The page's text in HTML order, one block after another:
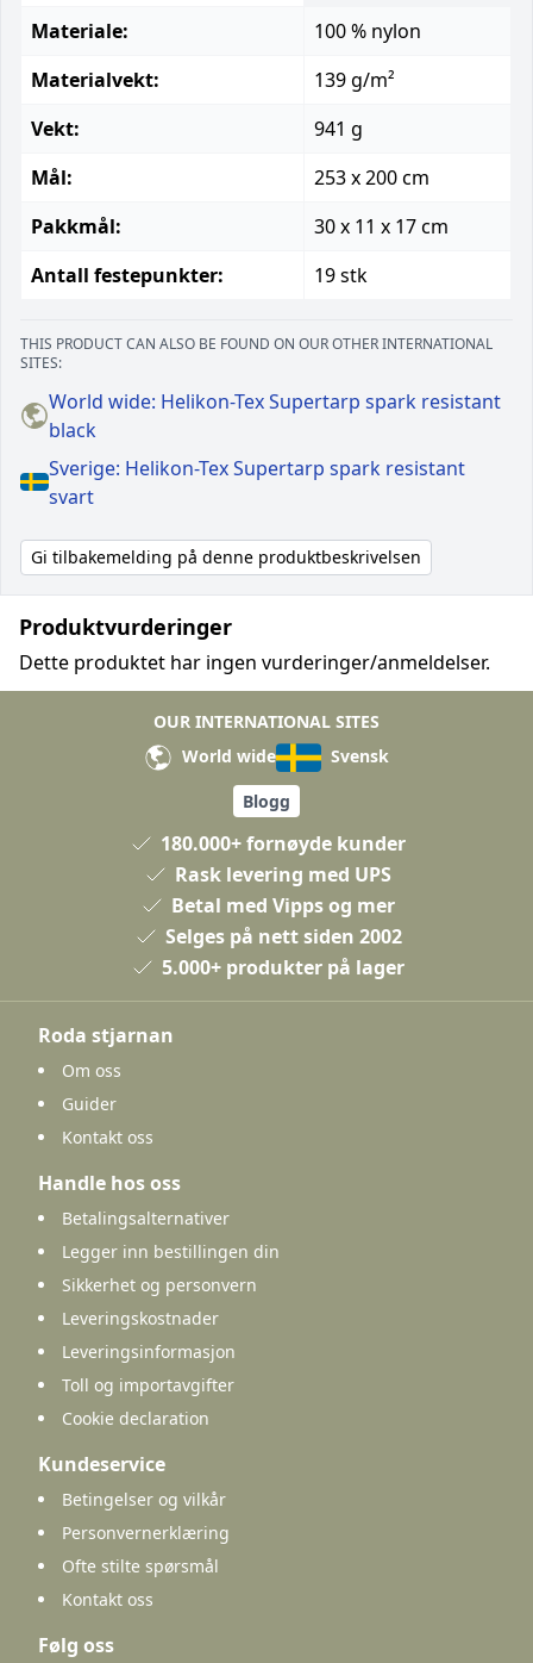
Materiale:
100 % nylon
Materialvekt:
139 g/m²
Vekt:
941 g
Mål:
253 x 200 cm
Pakkmål:
30 x 11 x 17 cm
Antall festepunkter:
19 stk
THIS PRODUCT CAN ALSO BE FOUND ON OUR OTHER INTERNATIONAL
SITES:
World wide: Helikon-Tex Supertarp spark resistant
black
Sverige: Helikon-Tex Supertarp spark resistant
svart
Gi tilbakemelding på denne produktbeskrivelsen
Produktvurderinger
Dette produktet har ingen vurderinger/anmeldelser.
OUR INTERNATIONAL SITES
World wide
Svensk
Blogg
180.000+ fornøyde kunder
Rask levering med UPS
Betal med Vipps og mer
Selges på nett siden 2002
5.000+ produkter på lager
Roda stjarnan
Om oss
Guider
Kontakt oss
Handle hos oss
Betalingsalternativer
Legger inn bestillingen din
Sikkerhet og personvern
Leveringskostnader
Leveringsinformasjon
Toll og importavgifter
Cookie declaration
Kundeservice
Betingelser og vilkår
Personvernerklæring
Ofte stilte spørsmål
Kontakt oss
Følg oss